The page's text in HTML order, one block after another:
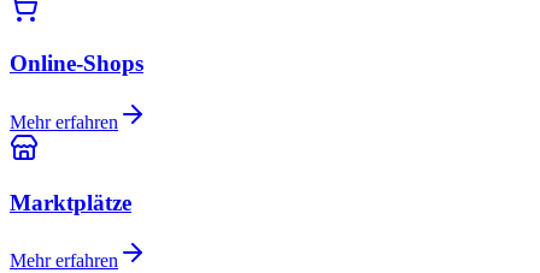
Online-Shops
Mehr erfahren
Marktplätze
Mehr erfahren